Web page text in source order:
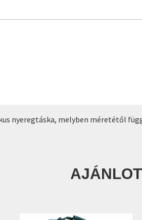
nyeregtáska, melyben méretétől